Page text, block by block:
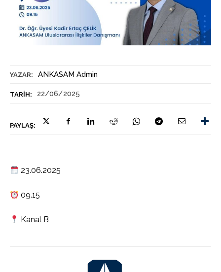
YAZAR: ANKASAM Admin
TARIH: 22/06/2025
PAYLAŞ:
23.06.2025
09.15
Kanal B